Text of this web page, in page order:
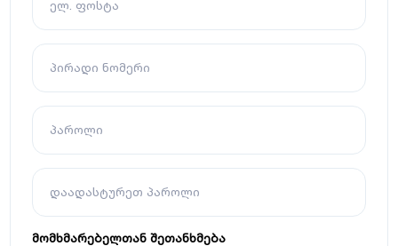
ელ. ფოსტა
პირადი ნომერი
პაროლი
დაადასტურეთ პაროლი
მომხმარებელთან შეთანხმება